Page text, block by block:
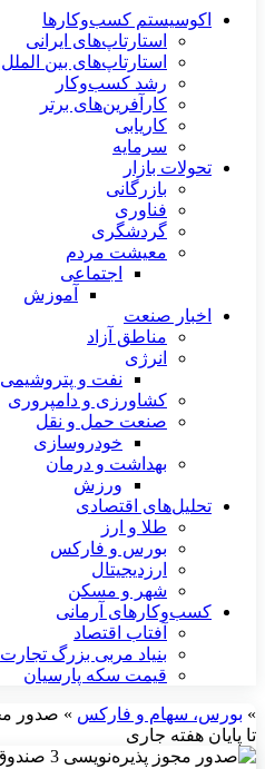
اکوسیستم کسب‌وکارها
استارتاپ‌های ایرانی
استارتاپ‌های بین الملل
رشد کسب‌وکار
کارآفرین‌های برتر
کاریابی
سرمایه
تحولات بازار
بازرگانی
فناوری
گردشگری
معیشت مردم
اجتماعی
آموزش
اخبار صنعت
مناطق آزاد
انرژی
نفت و پتروشیمی
کشاورزی و دامپروری
صنعت حمل و نقل
خودروسازی
بهداشت و درمان
ورزش
تحلیل‌های اقتصادی
طلا و ارز
بورس و فارکس
ارزدیجیتال
شهر و مسکن
کسب‌وکارهای آرمانی
آفتاب اقتصاد
بنیاد مربی بزرگ تجارت
قیمت سکه پارسیان
» بورس، سهام و فارکس »
تا پایان هفته جاری